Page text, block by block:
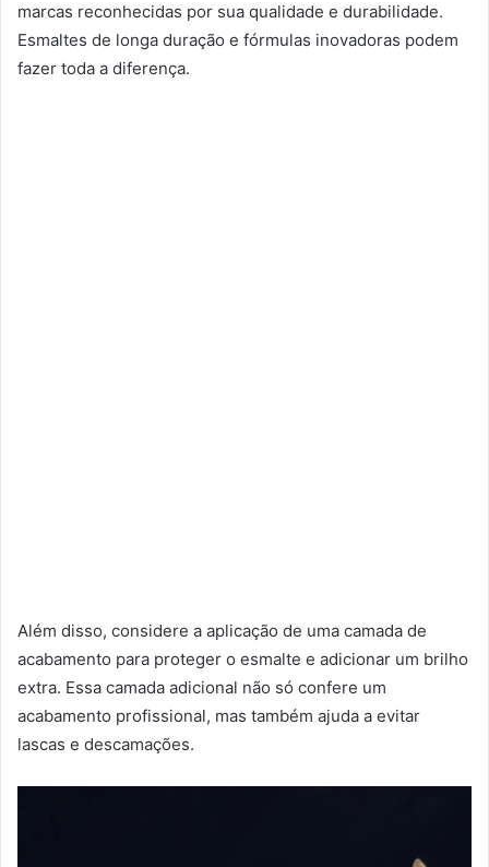
marcas reconhecidas por sua qualidade e durabilidade.
Esmaltes de longa duração e fórmulas inovadoras podem
fazer toda a diferença.
Além disso, considere a aplicação de uma camada de
acabamento para proteger o esmalte e adicionar um brilho
extra. Essa camada adicional não só confere um
acabamento profissional, mas também ajuda a evitar
lascas e descamações.